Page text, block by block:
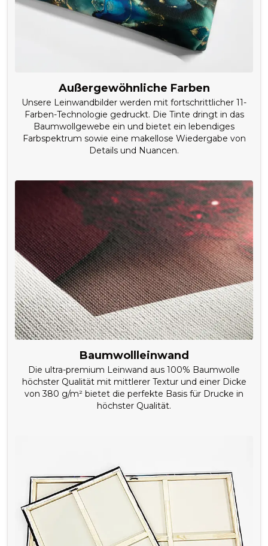
Außergewöhnliche Farben
Unsere Leinwandbilder werden mit fortschrittlicher 11-
Farben-Technologie gedruckt. Die Tinte dringt in das
Baumwollgewebe ein und bietet ein lebendiges
Farbspektrum sowie eine makellose Wiedergabe von
Details und Nuancen.
Baumwollleinwand
Die ultra-premium Leinwand aus 100% Baumwolle
höchster Qualität mit mittlerer Textur und einer Dicke
von 380 g/m² bietet die perfekte Basis für Drucke in
höchster Qualität.